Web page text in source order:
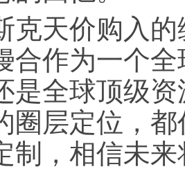
克天价购入
合作为一个
是全球顶级
圈层定位，
制，相信未